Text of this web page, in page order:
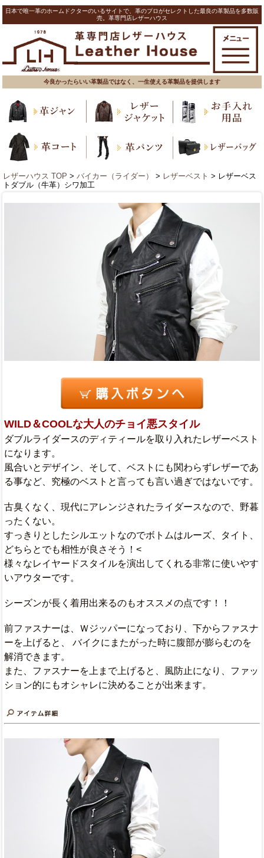
日本で唯一革のホームドクターのいるサイトで、革のプロがセレクトした最良の革製品を多数販
売。革専門店レザーハウス
今良かったらいい革製品ではなく、一生使える革製品を提供します
レザーハウス TOP > バイカー（ライダー） > レザーベスト > レザーベス
トダブル（牛革）シワ加工
WILD＆COOLな大人のチョイ悪スタイル
ダブルライダースのディティールを取り入れたレザーベスト
になります。
風合いとデザイン、そして、ベストにも関わらずレザーであ
る事など、究極のベストと言っても言い過ぎではないです。
古臭くなく、現代にアレンジされたライダースなので、野暮
ったくない。
すっきりとしたシルエットなのでボトムはルーズ、タイト、
どちらとでも相性が良さそう！<
様々なレイヤードスタイルを演出してくれる非常に使いやす
いアウターです。
シーズンが長く着用出来るのもオススメの点です！！
前ファスナーは、Ｗジッパーになっており、下からファスナ
ーを上げると、 バイクにまたがった時に腹部が膨らむのを
解消できます。
また、ファスナーを上まで上げると、風防止になり、ファッ
ション的にもオシャレに決めることが出来ます。